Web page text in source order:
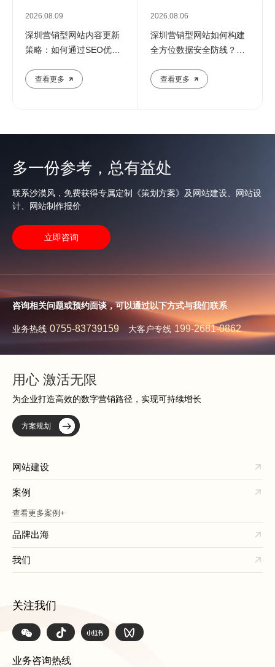
2026.08.09
深圳营销型网站内容更新
策略：如何通过SEO优化
查看更多
2026.08.06
深圳营销型网站如何构建
全方位数据安全防线？专
查看更多
多一份参考，总有益处
联系沙漠风，免费获得专属定制《策划方案》及网站建设、网站设
计、网站制作报价
立即咨询
咨询相关问题或预约面谈，可以通过以下方式与我们联系
业务热线 0755-83739159 大客户专线 199-2681-0862
用心 激活无限
为企业打造高效的数字营销路径，实现可持续增长
方案规划
网站建设
案例
查看更多案例+
品牌出海
我们
关注我们
业务咨询热线